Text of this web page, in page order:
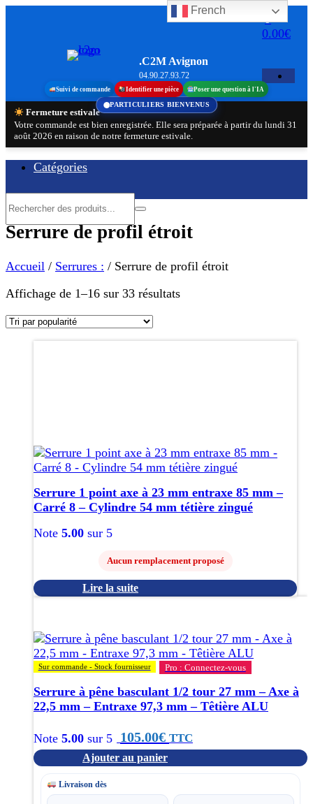
.C2M Avignon
04.90.27.93.72
0
0.00€
Suivi de commande Identifier une pièce Poser une question à l'IA
Fermeture estivale
Votre commande est bien enregistrée. Elle sera préparée à partir du lundi 31
août 2026 en raison de notre fermeture estivale.
Catégories
Serrure de profil étroit
Accueil / Serrures : / Serrure de profil étroit
Affichage de 1–16 sur 33 résultatsTrié
Serrure 1 point axe à 23 mm entraxe 85 mm –
Carré 8 – Cylindre 54 mm tétière zingué
Note 5.00 sur 5
Aucun remplacement proposé
Lire la suite
Sur commande - Stock fournisseur Pro : Connectez-vous
Serrure à pêne basculant 1/2 tour 27 mm – Axe à
22,5 mm – Entraxe 97,3 mm – Têtière ALU
Note 5.00 sur 5 105.00€ TTC
Ajouter au panier
Livraison dès
French
PARTICULIERS BIENVENUS